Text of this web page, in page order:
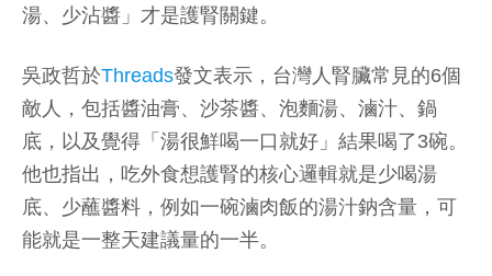
湯、少沾醬」才是護腎關鍵。
吳政哲於Threads發文表示，台灣人腎臟常見的6個
敵人，包括醬油膏、沙茶醬、泡麵湯、滷汁、鍋
底，以及覺得「湯很鮮喝一口就好」結果喝了3碗。
他也指出，吃外食想護腎的核心邏輯就是少喝湯
底、少蘸醬料，例如一碗滷肉飯的湯汁鈉含量，可
能就是一整天建議量的一半。